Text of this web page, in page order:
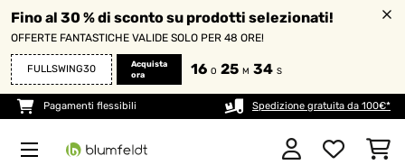
Fino al 30 % di sconto su prodotti selezionati!
OFFERTE FANTASTICHE VALIDE SOLO PER 48 ORE!
FULLSWING30
Acquista
ora
16 O 25 M 33 S
Pagamenti flessibili Spedizione gratuita da 100€*